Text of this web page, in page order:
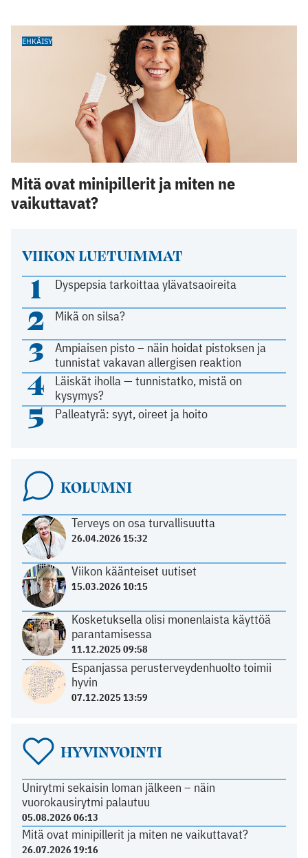
VIIKON LUETUIMMAT
1 Dyspepsia tarkoittaa ylävatsaoireita
2 Mikä on silsa?
3
Ampiaisen pisto – näin hoidat pistoksen ja
tunnistat vakavan allergisen reaktion
4
Läiskät iholla — tunnistatko, mistä on
kysymys?
5 Palleatyrä: syyt, oireet ja hoito
KOLUMNI
Terveys on osa turvallisuutta
26.04.2026 15:32
Viikon käänteiset uutiset
15.03.2026 10:15
Kosketuksella olisi monenlaista käyttöä
parantamisessa
11.12.2025 09:58
Espanjassa perusterveydenhuolto toimii
hyvin
07.12.2025 13:59
HYVINVOINTI
Unirytmi sekaisin loman jälkeen – näin
vuorokausirytmi palautuu
05.08.2026 06:13
Mitä ovat minipillerit ja miten ne vaikuttavat?
26.07.2026 19:16
EHKÄISY
Mitä ovat minipillerit ja miten ne
vaikuttavat?